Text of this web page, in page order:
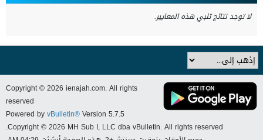
لا توجد نتائج تلبي هذه المعايير.
Copyright © 2026 ienajah.com. All rights
reserved
Powered byvBulletin®Version 5.7.5
Copyright © 2026 MH Sub I, LLC dba vBulletin. All rights reserved.